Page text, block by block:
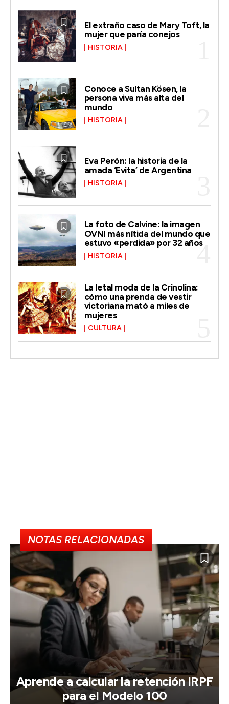
El extraño caso de Mary Toft, la
mujer que paría conejos
HISTORIA
Conoce a Sultan Kösen, la
persona viva más alta del
mundo
HISTORIA
Eva Perón: la historia de la
amada ‘Evita’ de Argentina
HISTORIA
La foto de Calvine: la imagen
OVNI más nítida del mundo que
estuvo «perdida» por 32 años
HISTORIA
La letal moda de la Crinolina:
cómo una prenda de vestir
victoriana mató a miles de
mujeres
CULTURA
NOTAS RELACIONADAS
Aprende a calcular la retención IRPF
para el Modelo 100